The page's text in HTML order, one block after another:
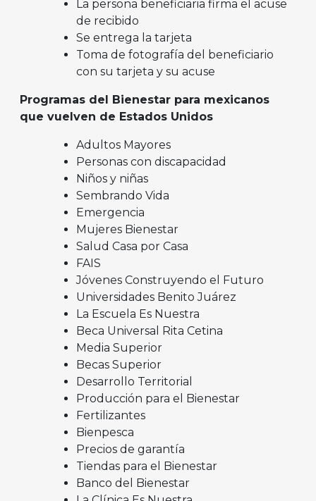
La persona beneficiaria firma el acuse
de recibido
Se entrega la tarjeta
Toma de fotografía del beneficiario
con su tarjeta y su acuse
Programas del Bienestar para mexicanos
que vuelven de Estados Unidos
Adultos Mayores
Personas con discapacidad
Niños y niñas
Sembrando Vida
Emergencia
Mujeres Bienestar
Salud Casa por Casa
FAIS
Jóvenes Construyendo el Futuro
Universidades Benito Juárez
La Escuela Es Nuestra
Beca Universal Rita Cetina
Media Superior
Becas Superior
Desarrollo Territorial
Producción para el Bienestar
Fertilizantes
Bienpesca
Precios de garantía
Tiendas para el Bienestar
Banco del Bienestar